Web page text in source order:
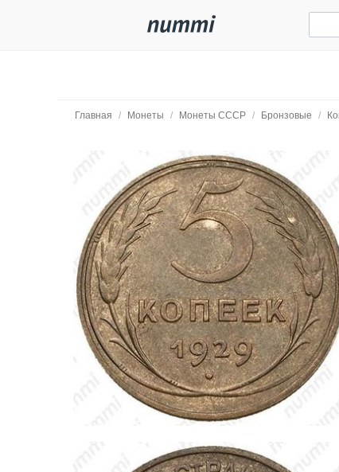
Главная / Монеты / Монеты СССР / Бронзовые /